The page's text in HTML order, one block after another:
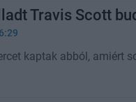
Travis Scott
kaptak abból, amiért